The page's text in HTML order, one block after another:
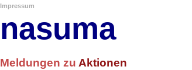
Impressum
nasuma
Meldungen zu Aktionen